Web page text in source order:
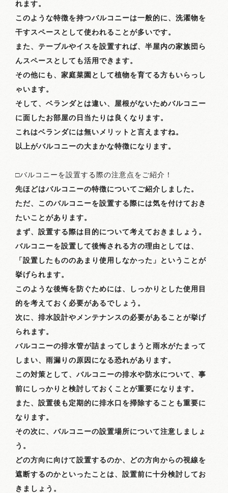
れます。
このような特徴を持つバルコニーは一般的に、洗濯物を
干すスペースとして使われることが多いです。
また、テーブルやイスを設置すれば、半屋内の家族団ら
んスペースとしても活用できます。
その他にも、家庭菜園として植物を育てる方もいらっし
ゃいます。
そして、ベランダとは違い、屋根がないためバルコニー
に面したお部屋の日当たりは良くなります。
これはベランダには無いメリットと言えますね。
以上がバルコニーの大まかな特徴になります。
□バルコニーを設置する際の注意点をご紹介！
先ほどはバルコニーの特徴についてご紹介しました。
ただ、このバルコニーを設置する際には気を付けておき
たいことがあります。
まず、設置する際は目的について考えておきましょう。
バルコニーを設置して後悔される方の理由としては、
「設置したもののあまり使用しなかった」ということが
挙げられます。
このような後悔を防ぐためには、しっかりとした使用目
的を考えておく必要があるでしょう。
次に、排水設計やメンテナンスの必要があることが挙げ
られます。
バルコニーの排水管が詰まってしまうと雨水がたまって
しまい、雨漏りの原因になる恐れがあります。
この対策として、バルコニーの排水や防水について、事
前にしっかりと検討しておくことが重要になります。
また、設置後も定期的に排水口を掃除することも重要に
なります。
その次に、バルコニーの設置場所について注意しましょ
う。
どの方向に向けて設置するのか、どの方向からの視線を
遮断するのかといったことは、設置前に十分検討してお
きましょう。